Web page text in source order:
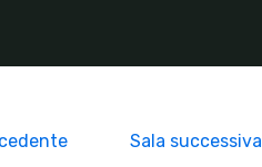
Sala successiva